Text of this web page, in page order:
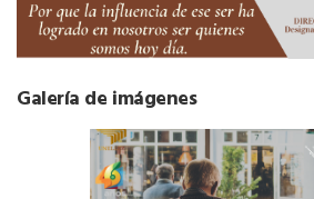
Galería de imágenes